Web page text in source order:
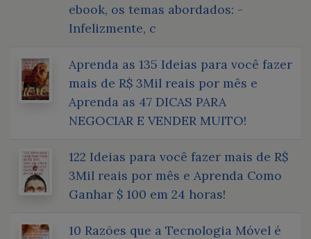
ebook, os temas abordados: -
Infelizmente, c
Aprenda as 135 Ideias para você fazer
mais de R$ 3Mil reais por mês e
Aprenda as 47 DICAS PARA
NEGOCIAR E VENDER MUITO!
122 Ideias para você fazer mais de R$
3Mil reais por mês e Aprenda Como
Ganhar $ 100 em 24 horas!
10 Razões que a Tecnologia Móvel é